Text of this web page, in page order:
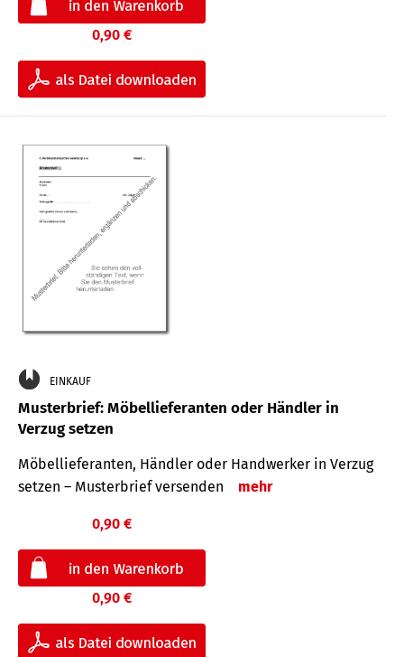
0,90 €
EINKAUF
Musterbrief: Möbellieferanten oder Händler in
Verzug setzen
Möbellieferanten, Händler oder Handwerker in Verzug
setzen – Musterbrief versenden
mehr
0,90 €
0,90 €